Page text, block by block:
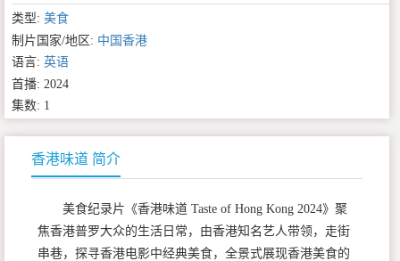
类型: 美食
制片国家/地区: 中国香港
语言: 英语
首播: 2024
集数: 1
香港味道 简介
美食纪录片《香港味道 Taste of Hong Kong 2024》聚
焦香港普罗大众的生活日常，由香港知名艺人带领，走街
串巷，探寻香港电影中经典美食，全景式展现香港美食的